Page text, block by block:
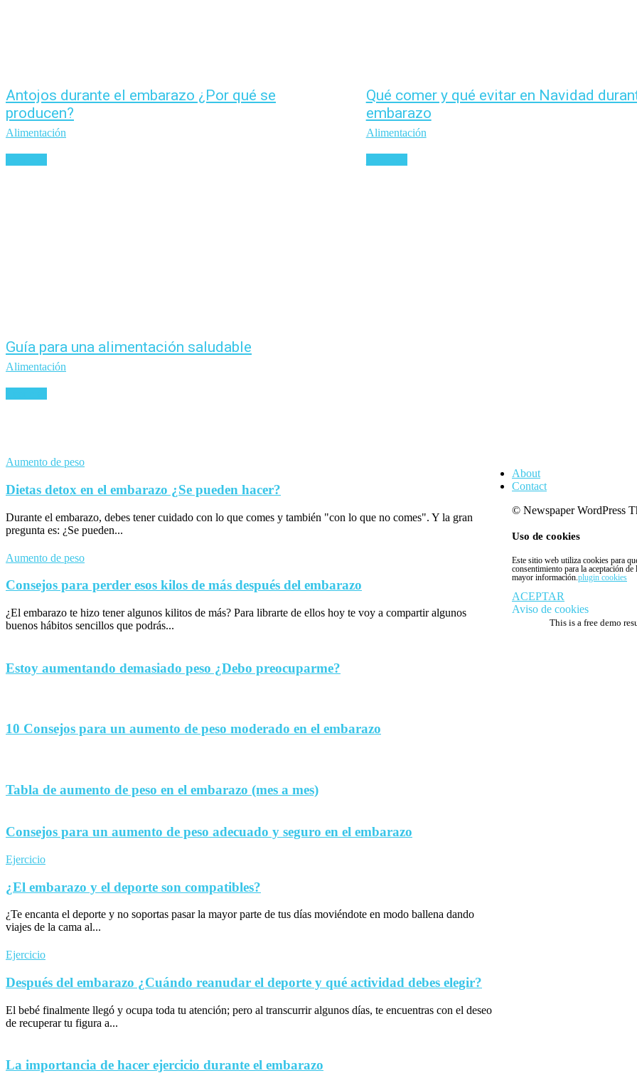
Antojos durante el embarazo ¿Por qué se
producen?
Alimentación
Qué comer y qué evitar en Navidad
embarazo
Alimentación
Guía para una alimentación saludable
Alimentación
Aumento de peso
Dietas detox en el embarazo ¿Se pueden hacer?
Durante el embarazo, debes tener cuidado con lo que comes y también "con lo que no comes". Y la gran
pregunta es: ¿Se pueden...
Aumento de peso
Consejos para perder esos kilos de más después del embarazo
¿El embarazo te hizo tener algunos kilitos de más? Para librarte de ellos hoy te voy a compartir algunos
buenos hábitos sencillos que podrás...
Estoy aumentando demasiado peso ¿Debo preocuparme?
10 Consejos para un aumento de peso moderado en el embarazo
Tabla de aumento de peso en el embarazo (mes a mes)
Consejos para un aumento de peso adecuado y seguro en el embarazo
Ejercicio
¿El embarazo y el deporte son compatibles?
¿Te encanta el deporte y no soportas pasar la mayor parte de tus días moviéndote en modo ballena dando
viajes de la cama al...
Ejercicio
Después del embarazo ¿Cuándo reanudar el deporte y qué actividad debes elegir?
El bebé finalmente llegó y ocupa toda tu atención; pero al transcurrir algunos días, te encuentras con el deseo
de recuperar tu figura a...
La importancia de hacer ejercicio durante el embarazo
About
Contact
© Newspaper WordPress
Uso de cookies
Este sitio web utiliza cookies para
consentimiento para la aceptación
mayor información.plugin cookies
ACEPTAR
Aviso de cookies
This is a free demo